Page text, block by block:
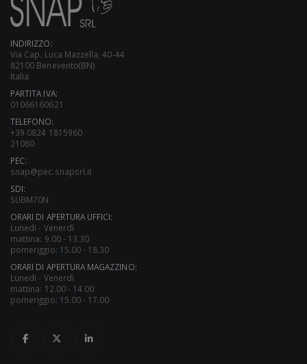
INDIRIZZO:
Via Cap. Luca Mazzella, 40-44
82100 Benevento(BN)
Italia
PARTITA IVA:
01066160621
TELEFONO:
+39 0824 1815960
21080
PEC:
snap@pec.snapsrl.it
SDI:
SUBM70N
ORARI DI APERTURA UFFICI:
Lunedi - Venerdì
mattina: 9.00 - 13.30
pomeriggio: 15.00 - 18.30
ORARI DI APERTURA MAGAZZINO:
Lunedi - Venerdì
mattina: 12.00 - 14.00
pomeriggio: 15.00 - 17.00